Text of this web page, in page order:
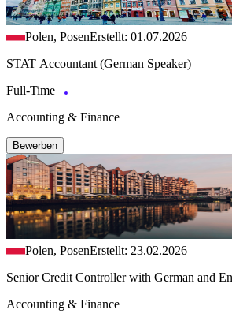
Polen, PosenErstellt: 01.07.2026
STAT Accountant (German Speaker)
Full-Time
Accounting & Finance
Bewerben
Polen, PosenErstellt: 23.02.2026
Senior Credit Controller with German and
Accounting & Finance